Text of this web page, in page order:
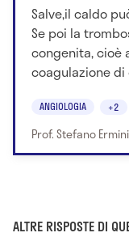
Salve,il caldo
Se poi la
congenita, cioè
coagulazione di
ANGIOLOGIA +2
Prof. Stefano Ermini
ALTRE RISPOSTE DI